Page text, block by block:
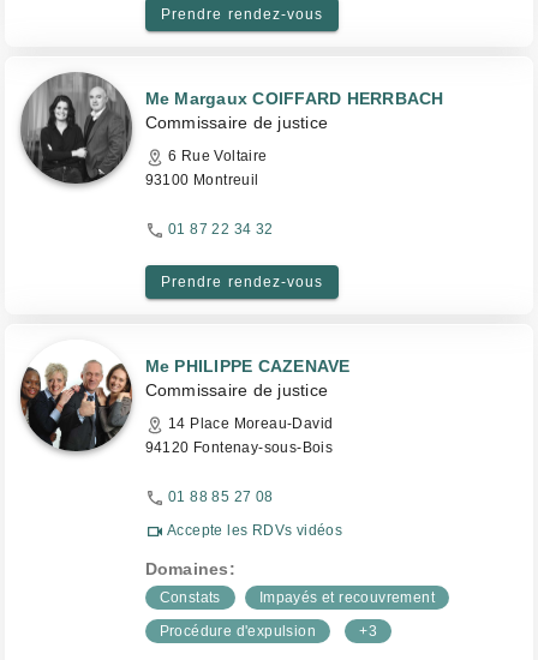
Prendre rendez-vous
Me Margaux COIFFARD HERRBACH
Commissaire de justice
6 Rue Voltaire
93100 Montreuil
01 87 22 34 32
Prendre rendez-vous
Me PHILIPPE CAZENAVE
Commissaire de justice
14 Place Moreau-David
94120 Fontenay-sous-Bois
01 88 85 27 08
Accepte les RDVs vidéos
Domaines:
Constats
Impayés et recouvrement
Procédure d'expulsion
+3